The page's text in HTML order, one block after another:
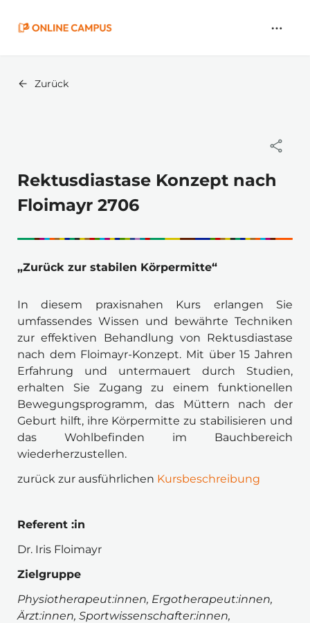
Zurück
Rektusdiastase Konzept nach
Floimayr 2706
„Zurück zur stabilen Körpermitte“
In diesem praxisnahen Kurs erlangen Sie
umfassendes Wissen und bewährte Techniken
zur effektiven Behandlung von Rektusdiastase
nach dem Floimayr-Konzept. Mit über 15 Jahren
Erfahrung und untermauert durch Studien,
erhalten Sie Zugang zu einem funktionellen
Bewegungsprogramm, das Müttern nach der
Geburt hilft, ihre Körpermitte zu stabilisieren und
das Wohlbefinden im Bauchbereich
wiederherzustellen.
zurück zur ausführlichen Kursbeschreibung
Referent :in
Dr. Iris Floimayr
Zielgruppe
Physiotherapeut:innen, Ergotherapeut:innen,
Ärzt:innen, Sportwissenschafter:innen,